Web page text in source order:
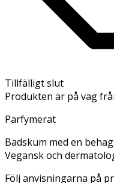
Tillfälligt slut
Produkten är på väg
Parfymerat
Badskum med en
Vegansk och
Följ anvisningarna på